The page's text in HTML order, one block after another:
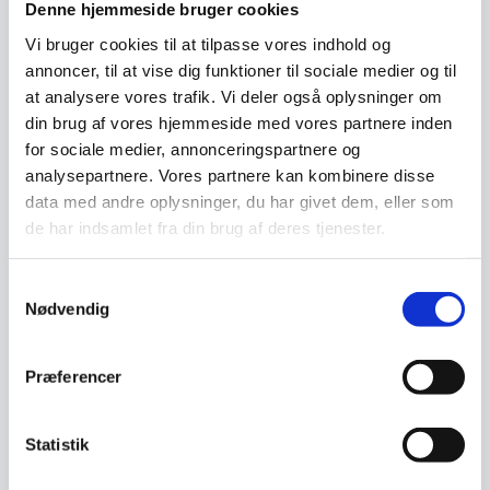
Denne hjemmeside bruger cookies
Vi bruger cookies til at tilpasse vores indhold og
annoncer, til at vise dig funktioner til sociale medier og til
at analysere vores trafik. Vi deler også oplysninger om
din brug af vores hjemmeside med vores partnere inden
for sociale medier, annonceringspartnere og
analysepartnere. Vores partnere kan kombinere disse
data med andre oplysninger, du har givet dem, eller som
de har indsamlet fra din brug af deres tjenester.
Nødvendig
Præferencer
Statistik
Kobber tonet spejl fra
Umbra
serien, er dette skråsidede spejl
1.489,00 DKK.
1.031,25DKK
prisVi prismatcher
Vægspejl, glas, lyserød
lige og rene kanter, med sin
specielle…
oprindelige
909,00 DKK.